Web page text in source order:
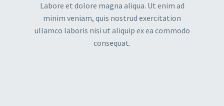
Labore et dolore magna aliqua. Ut enim ad
minim veniam, quis nostrud exercitation
ullamco laboris nisi ut aliquip ex ea commodo
consequat.